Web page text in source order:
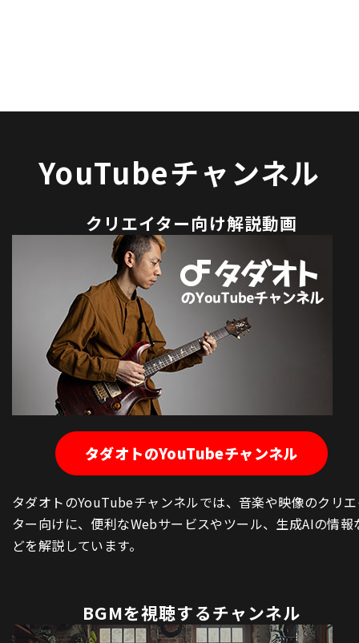
YouTubeチャンネル
クリエイター向け解説動画
タダオトのYouTubeチャンネル
タダオトのYouTubeチャンネルでは、音楽や映像のクリ
ター向けに、便利なWebサービスやツール、生成AIの情報
どを解説しています。
BGMを視聴するチャンネル